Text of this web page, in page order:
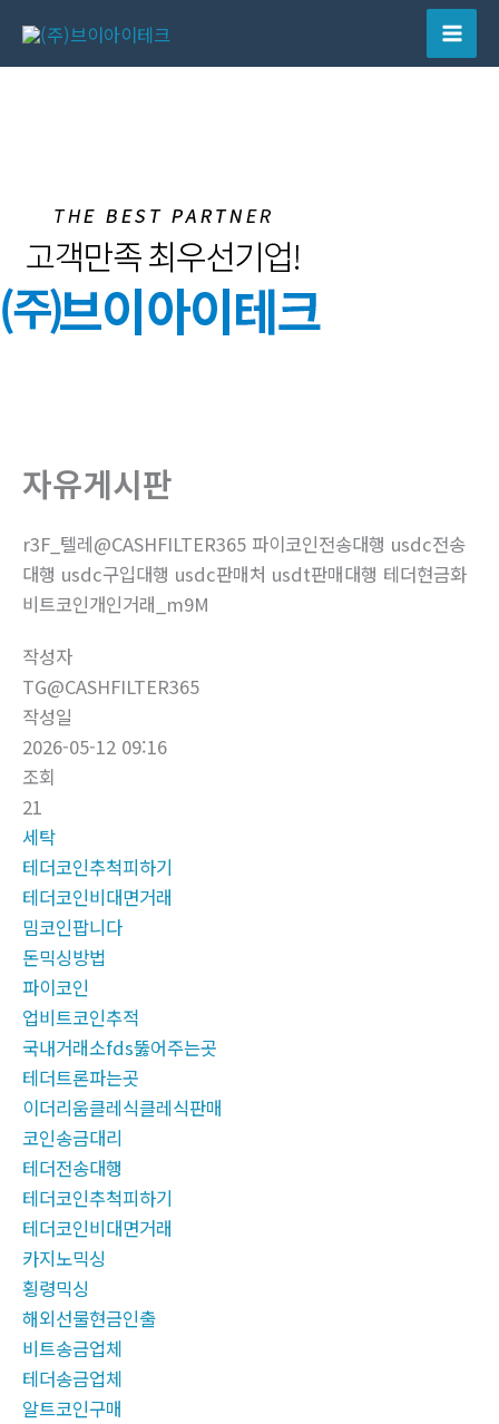
츠
Main
자유게시판
r3F_텔레@CASHFILTER365 파이코인전송대행 usdc전송
대행 usdc구입대행 usdc판매처 usdt판매대행 테더현금화
비트코인개인거래_m9M
작성자
TG@CASHFILTER365
작성일
2026-05-12 09:16
조회
21
세탁
테더코인추척피하기
테더코인비대면거래
밈코인팝니다
돈믹싱방법
파이코인
업비트코인추적
국내거래소fds뚫어주는곳
테더트론파는곳
이더리움클레식클레식판매
코인송금대리
테더전송대행
테더코인추척피하기
테더코인비대면거래
카지노믹싱
횡령믹싱
해외선물현금인출
비트송금업체
테더송금업체
알트코인구매